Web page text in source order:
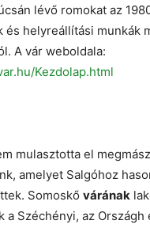
lévő romokat az
és helyreállítási munkák
A vár weboldala:
Kezdolap.html
mulasztotta el
amelyet Salgóhoz
Somoskő várának
a Széchényi, az Országh